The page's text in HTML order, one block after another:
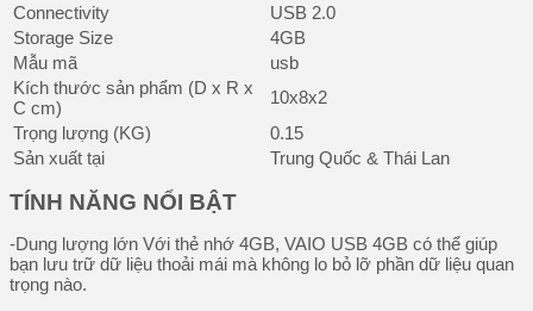
Connectivity
USB 2.0
Storage Size
4GB
Mẫu mã
usb
Kích thước sản phẩm (D x R x
C cm)
10x8x2
Trọng lượng (KG)
0.15
Sản xuất tại
Trung Quốc & Thái Lan
TÍNH NĂNG NỔI BẬT
-Dung lượng lớn Với thẻ nhớ 4GB, VAIO USB 4GB có thể giúp
bạn lưu trữ dữ liệu thoải mái mà không lo bỏ lỡ phần dữ liệu quan
trọng nào.